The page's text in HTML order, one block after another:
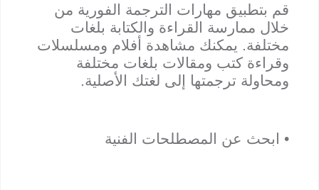
قم بتطبيق مهارات الترجمة الفورية من
خلال ممارسة القراءة والكتابة بلغات
مختلفة. يمكنك مشاهدة أفلام ومسلسلات
وقراءة كتب ومقالات بلغات مختلفة
ومحاولة ترجمتها إلى لغتك الأصلية.
• ابحث عن المصطلحات الفنية